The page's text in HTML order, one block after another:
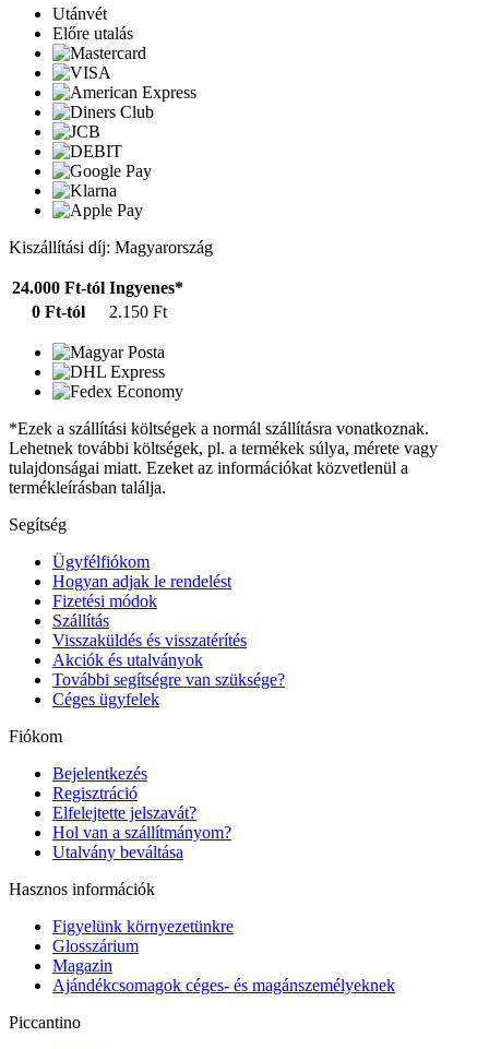
Utánvét
Előre utalás
Kiszállítási díj: Magyarország
24.000 Ft-tól Ingyenes*
0 Ft-tól
2.150 Ft
*Ezek a szállítási költségek a normál szállításra vonatkoznak.
Lehetnek további költségek, pl. a termékek súlya, mérete vagy
tulajdonságai miatt. Ezeket az információkat közvetlenül a
termékleírásban találja.
Segítség
Ügyfélfiókom
Hogyan adjak le rendelést
Fizetési módok
Szállítás
Visszaküldés és visszatérítés
Akciók és utalványok
További segítségre van szüksége?
Céges ügyfelek
Fiókom
Bejelentkezés
Regisztráció
Elfelejtette jelszavát?
Hol van a szállítmányom?
Utalvány beváltása
Hasznos információk
Figyelünk környezetünkre
Glosszárium
Magazin
Ajándékcsomagok céges- és magánszemélyeknek
Piccantino